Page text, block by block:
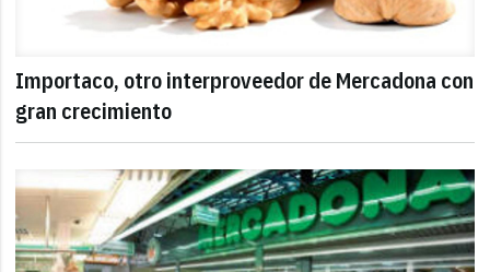
Importaco, otro interproveedor de Mercadona con
gran crecimiento